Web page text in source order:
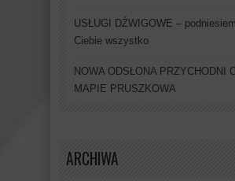
USŁUGI DŹWIGOWE –
Ciebie wszystko
NOWA ODSŁONA PRZYCHODNI
MAPIE PRUSZKOWA
ARCHIWA